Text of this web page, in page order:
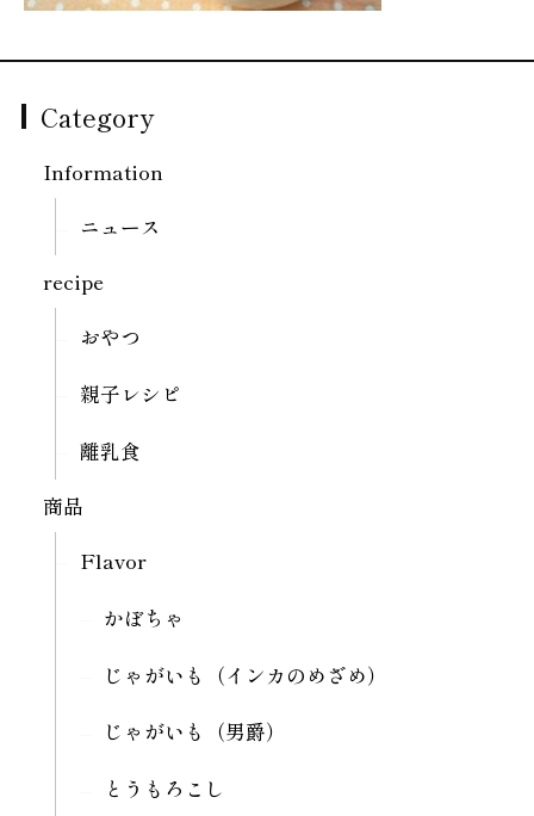
Category
Information
ニュース
recipe
おやつ
親子レシピ
離乳食
商品
Flavor
かぼちゃ
じゃがいも（インカのめざめ）
じゃがいも（男爵）
とうもろこし